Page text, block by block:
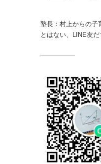
塾長：村上からの子
とはない、LINE友
—————